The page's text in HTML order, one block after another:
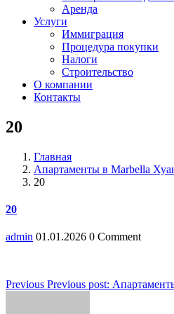
Аренда
Услуги
Иммиграция
Процедура покупки
Налоги
Строительство
О компании
Контакты
20
Главная
Апартаменты в Marbella
20
20
admin 01.01.2026 0 Comment
Навигация
Previous Previous post: